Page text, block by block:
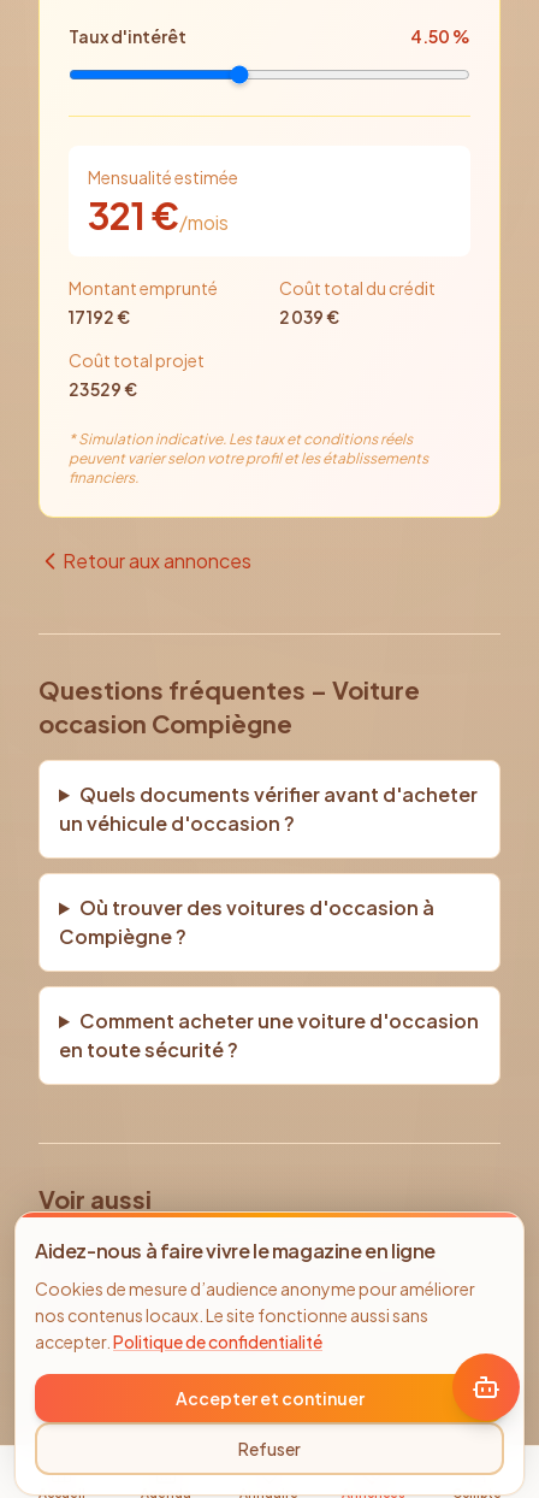
Taux d'intérêt 4.50 %
Mensualité estimée
321 €/mois
Montant emprunté
17 192€
Coût total du crédit
2 039€
Coût total projet
23 529€
* Simulation indicative. Les taux et conditions réels
peuvent varier selon votre profil et les établissements
financiers.
Retour aux annonces
Questions fréquentes – Voiture
occasion Compiègne
Quels documents vérifier avant d'acheter
un véhicule d'occasion ?
Où trouver des voitures d'occasion à
Compiègne ?
Comment acheter une voiture d'occasion
en toute sécurité ?
Voir aussi
Tous les véhicules d'occasion
Voiture occasion Compiègne
occasion
Annonces immobilier Compiègne
Offres d'emploi Compiègne
Aidez-nous à faire vivre le magazine en ligne
Cookies de mesure d’audience anonyme pour améliorer
nos contenus locaux. Le site fonctionne aussi sans
accepter. Politique de confidentialité
Refuser
Accepter et continuer
Accueil Agenda Annuaire Annonces Compte